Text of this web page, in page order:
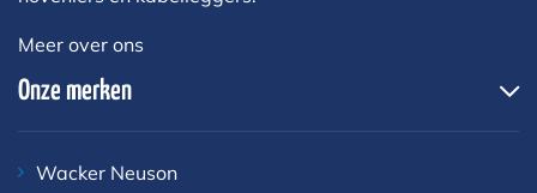
Meer over ons
Onze merken
Wacker Neuson